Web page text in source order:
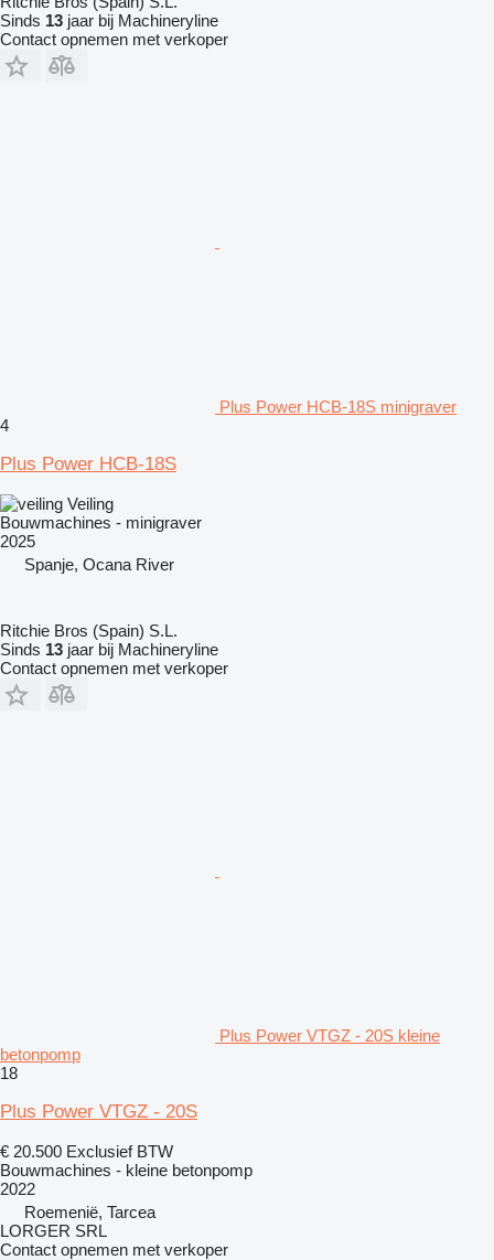
Sinds 13 jaar bij Machineryline
Contact opnemen met verkoper
Plus Power HCB-18S minigraver
4
Plus Power HCB-18S
Veiling
Bouwmachines - minigraver
2025
Spanje, Ocana River
Ritchie Bros (Spain) S.L.
Sinds 13 jaar bij Machineryline
Contact opnemen met verkoper
Plus Power VTGZ - 20S kleine
betonpomp
18
Plus Power VTGZ - 20S
€ 20.500 Exclusief BTW
Bouwmachines - kleine betonpomp
2022
Roemenië, Tarcea
LORGER SRL
Contact opnemen met verkoper